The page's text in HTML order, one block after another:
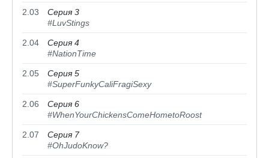
2.03
Серия 3
#LuvStings
2.04
Серия 4
#NationTime
2.05
Серия 5
#SuperFunkyCaliFragiSexy
2.06
Серия 6
#WhenYourChickensComeHometoRoost
2.07
Серия 7
#OhJudoKnow?